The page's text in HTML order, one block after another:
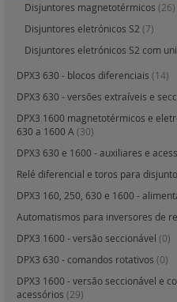
Disjuntores magnetotérmicos (26)
Disjuntores eletrónicos S2 (7)
Disjuntores eletrónicos S2 com
DPX3 630 - blocos diferenciais (14)
DPX3 630 - versões extraíveis e
DPX3 1600 magnetotérmicos e
630 a 1600 A (30)
DPX3 630 e 1600 - auxiliares e
Relé diferencial e toros para
DPX3 160, 250, 630 e 1600 -
Automatismos para inversores de
DPX3 1600 - versão seccionável (0)
DPX3 630 - comandos rotativos (0)
DPX3 1600 - versão seccionável e
acessórios (29)